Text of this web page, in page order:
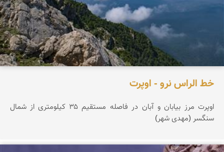
خط الراس نرو - اوپرت
اوپرت مرز بیابان و آبان در فاصله مستقیم ۳۵ کیلومتری از شمال
سنگسر (مهدی شهر)